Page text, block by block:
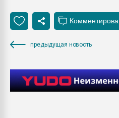
предыдущая новость